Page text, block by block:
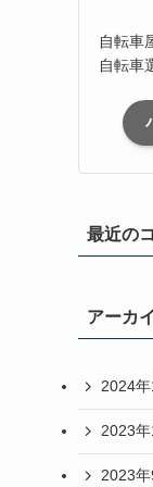
自転車
自転車
最近の
アーカ
2024年
2023年
2023年